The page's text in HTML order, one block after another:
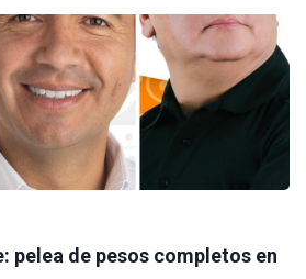
pelea de pesos completos en